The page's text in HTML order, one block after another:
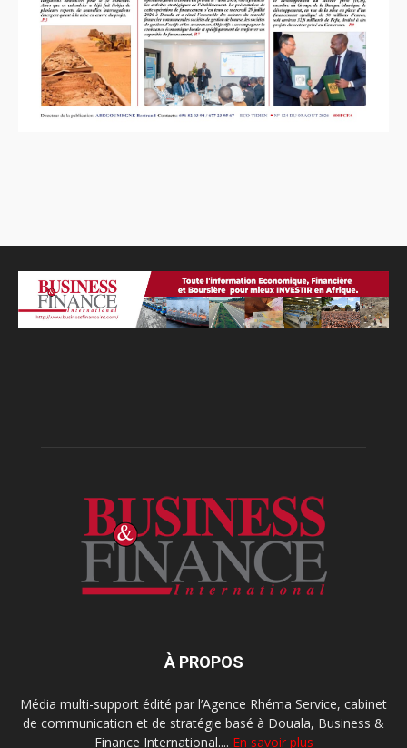
À PROPOS
Média multi-support édité par l’Agence Rhéma Service, cabinet
de communication et de stratégie basé à Douala, Business &
Finance International.... En savoir plus